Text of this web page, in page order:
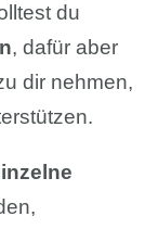
du
, dafür aber
dir nehmen,